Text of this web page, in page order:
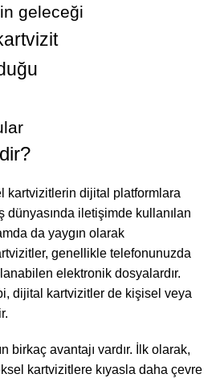
geleceği
kartvizitlerin dijital platformlara
dünyasında iletişimde kullanılan
da yaygın olarak
genellikle telefonunuzda
elektronik dosyalardır.
dijital kartvizitler de kişisel veya
birkaç avantajı vardır. İlk olarak,
kartvizitlere kıyasla daha çevre